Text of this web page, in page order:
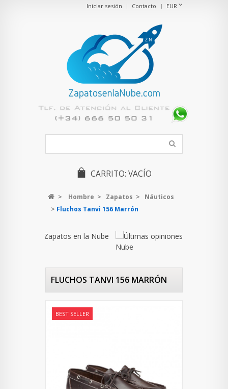
EUR
Contacto
Iniciar sesión
CARRITO: VACÍO
> Hombre > Zapatos >
Náuticos
> Fluchos Tanvi 156 Marrón
FLUCHOS TANVI 156 MARRÓN
BEST SELLER